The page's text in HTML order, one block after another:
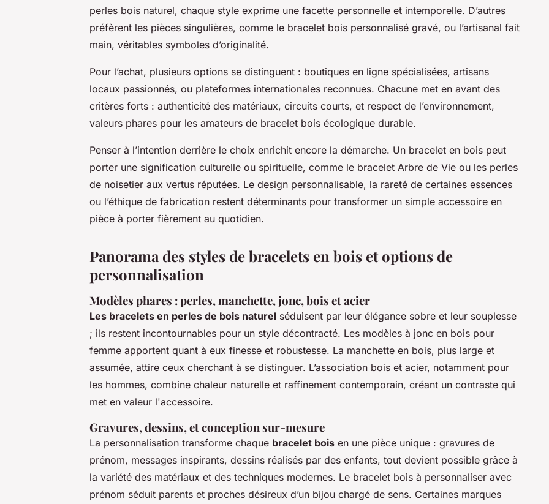
perles bois naturel, chaque style exprime une facette personnelle et intemporelle. D’autres
préfèrent les pièces singulières, comme le bracelet bois personnalisé gravé, ou l’artisanal fait
main, véritables symboles d’originalité.
Pour l’achat, plusieurs options se distinguent : boutiques en ligne spécialisées, artisans
locaux passionnés, ou plateformes internationales reconnues. Chacune met en avant des
critères forts : authenticité des matériaux, circuits courts, et respect de l’environnement,
valeurs phares pour les amateurs de bracelet bois écologique durable.
Penser à l’intention derrière le choix enrichit encore la démarche. Un bracelet en bois peut
porter une signification culturelle ou spirituelle, comme le bracelet Arbre de Vie ou les perles
de noisetier aux vertus réputées. Le design personnalisable, la rareté de certaines essences
ou l’éthique de fabrication restent déterminants pour transformer un simple accessoire en
pièce à porter fièrement au quotidien.
Panorama des styles de bracelets en bois et options de
personnalisation
Modèles phares : perles, manchette, jonc, bois et acier
Les bracelets en perles de bois naturel séduisent par leur élégance sobre et leur souplesse
; ils restent incontournables pour un style décontracté. Les modèles à jonc en bois pour
femme apportent quant à eux finesse et robustesse. La manchette en bois, plus large et
assumée, attire ceux cherchant à se distinguer. L’association bois et acier, notamment pour
les hommes, combine chaleur naturelle et raffinement contemporain, créant un contraste qui
met en valeur l'accessoire.
Gravures, dessins, et conception sur-mesure
La personnalisation transforme chaque bracelet bois en une pièce unique : gravures de
prénom, messages inspirants, dessins réalisés par des enfants, tout devient possible grâce à
la variété des matériaux et des techniques modernes. Le bracelet bois à personnaliser avec
prénom séduit parents et proches désireux d’un bijou chargé de sens. Certaines marques